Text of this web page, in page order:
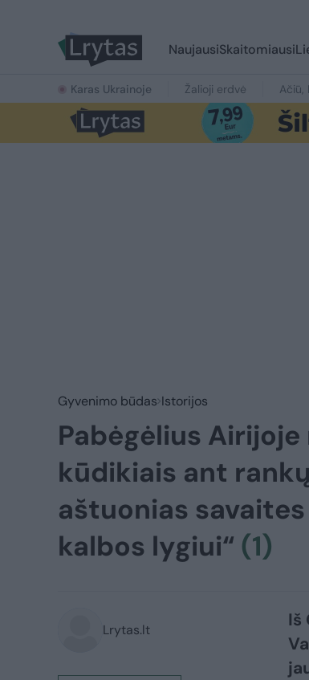
NaujausiSkaitomiausi
Karas Ukrainoje Žalioji erdvė Ačiū,
Gyvenimo būdas Istorijos
Pabėgėlius Airijoje
kūdikiais ant
aštuonias
kalbos lygiui“ (1)
Lrytas.lt
Iš